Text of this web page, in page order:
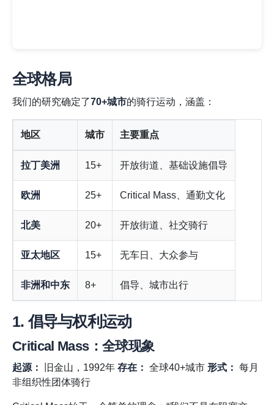
全球格局
我们的研究确定了70+城市的骑行运动，涵盖：
地区 城市 主要重点
拉丁美洲 15+ 开放街道、基础设施倡导
欧洲 25+ Critical Mass、通勤文化
北美 20+ 开放街道、社交骑行
亚太地区 15+ 无车日、大众参与
非洲和中东 8+ 倡导、城市出行
1. 倡导与权利运动
Critical Mass：全球现象
起源： 旧金山，1992年 存在： 全球40+城市 形式： 每月
非组织性团体骑行